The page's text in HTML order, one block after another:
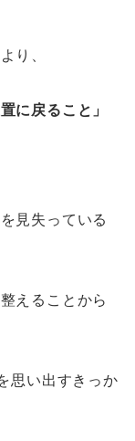
り、
に戻ること」
見失っている
えることから
思い出すきっか